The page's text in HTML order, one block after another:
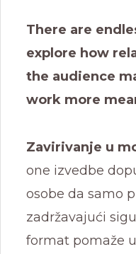
There are
explore how
the audience
work more
Zavirivanje u
one izvedbe
osobe da samo
zadržavajući
format pomaže